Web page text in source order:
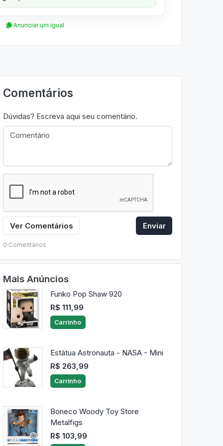
Anunciar um igual
Comentários
Dúvidas? Escreva aqui seu comentário.
Ver Comentários Enviar
0 Comentários
Mais Anúncios
Funko Pop Shaw 920
R$ 111,99
Carrinho
Estátua Astronauta - NASA - Mini
R$ 263,99
Carrinho
Boneco Woody Toy Store
Metalfigs
R$ 103,99